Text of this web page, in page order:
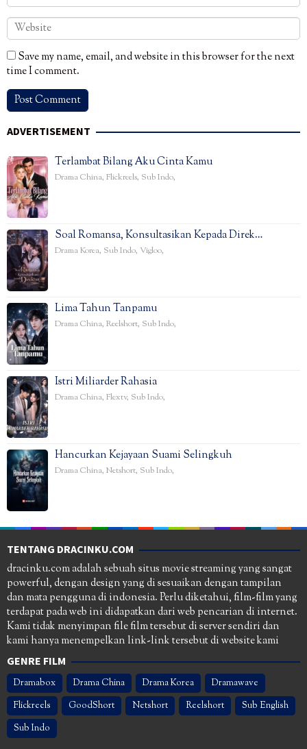
Save my name, email, and website in this browser for the next
time I comment.
ADVERTISEMENT
Terlambat Bilang Aku Cinta Kamu
Drama China, Flickreels, Sub Indo,
Soal Romansa, Konsultasikan Kepada Direk…
Drama Korea, Sub Indo, Vigloo,
Lima Tahun Tanpamu
Drama China, Reelshort, Sub Indo,
Istri Miliarder Rahasia
Drama China, Flextv, Sub Indo,
Hancurkan Kejayaan Suami Selingkuh
Drama China, Netshort, Sub Indo,
TENTANG DRACINKU.COM
dracinku.com adalah sebuah situs movie streaming yang sangat
powerful, dengan design yang di sesuaikan dengan tampilan
dan mata pengguna di indonesia. Perlu diketahui, film-film yang
terdapat pada web ini didapatkan dari web pencarian di internet.
Kami tidak menyimpan file film tersebut di server sendiri dan
kami hanya menempelkan link-link tersebut di website kami
GENRE FILM
Dramabox Drama China Drama Korea
Dramawave
Flickreels
GoodShort Netshort Reelshort
Sub English
Sub Indo